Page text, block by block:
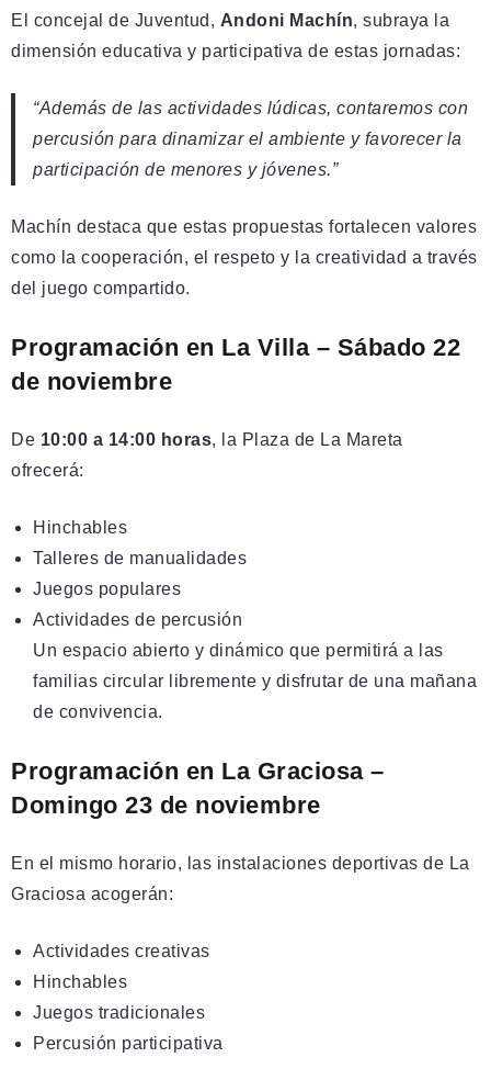
El concejal de Juventud, Andoni Machín, subraya la
dimensión educativa y participativa de estas jornadas:
“Además de las actividades lúdicas, contaremos con
percusión para dinamizar el ambiente y favorecer la
participación de menores y jóvenes.”
Machín destaca que estas propuestas fortalecen valores
como la cooperación, el respeto y la creatividad a través
del juego compartido.
Programación en La Villa – Sábado 22
de noviembre
De 10:00 a 14:00 horas, la Plaza de La Mareta
ofrecerá:
Hinchables
Talleres de manualidades
Juegos populares
Actividades de percusión
Un espacio abierto y dinámico que permitirá a las
familias circular libremente y disfrutar de una mañana
de convivencia.
Programación en La Graciosa –
Domingo 23 de noviembre
En el mismo horario, las instalaciones deportivas de La
Graciosa acogerán:
Actividades creativas
Hinchables
Juegos tradicionales
Percusión participativa